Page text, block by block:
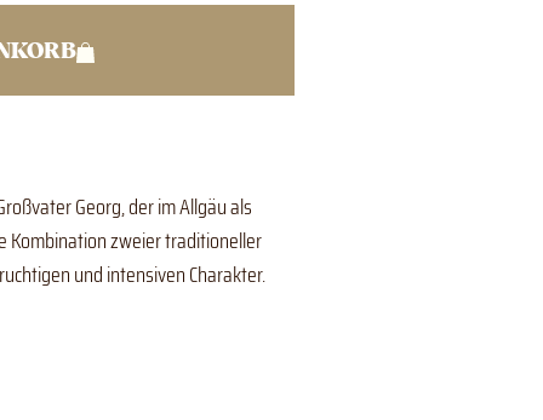
Georg, der im Allgäu als
Kombination zweier traditioneller
und intensiven Charakter.